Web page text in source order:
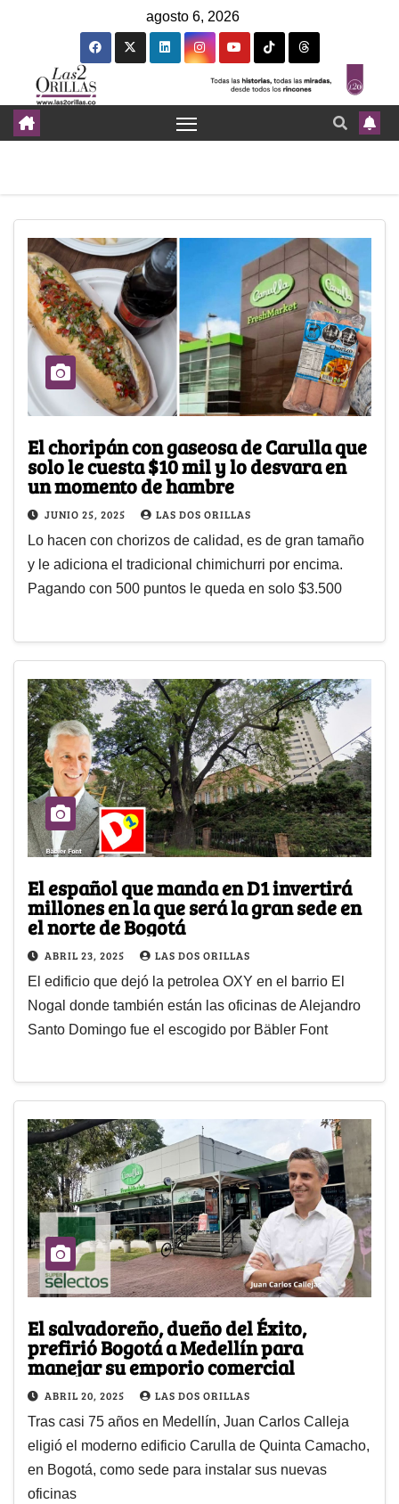
agosto 6, 2026
El choripán con gaseosa de Carulla que
solo le cuesta $10 mil y lo desvara en
un momento de hambre
JUNIO 25, 2025 LAS DOS ORILLAS
Lo hacen con chorizos de calidad, es de gran tamaño
y le adiciona el tradicional chimichurri por encima.
Pagando con 500 puntos le queda en solo $3.500
El español que manda en D1 invertirá
millones en la que será la gran sede en
el norte de Bogotá
ABRIL 23, 2025 LAS DOS ORILLAS
El edificio que dejó la petrolea OXY en el barrio El
Nogal donde también están las oficinas de Alejandro
Santo Domingo fue el escogido por Bäbler Font
El salvadoreño, dueño del Éxito,
prefirió Bogotá a Medellín para
manejar su emporio comercial
ABRIL 20, 2025 LAS DOS ORILLAS
Tras casi 75 años en Medellín, Juan Carlos Calleja
eligió el moderno edificio Carulla de Quinta Camacho,
en Bogotá, como sede para instalar sus nuevas
oficinas